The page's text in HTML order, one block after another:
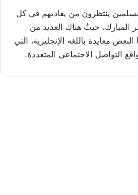
ينتظرون من يعاديهم في كل
المبارك، حيثُ هناك العديد من
معايدة باللغة الإنجليزية، التي
التواصل الاجتماعي المتعددة.